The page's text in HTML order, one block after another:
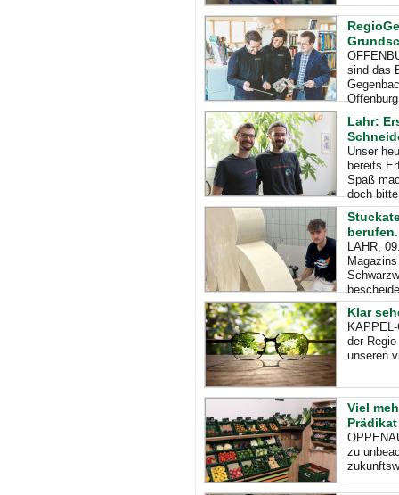
sind das
Lahr:
Unser
bereits
Spaß
doch
berufen.
LAHR,
Klar
der
unseren
Viel
zu